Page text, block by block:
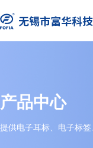
产品中心
提供电子耳标、电子标